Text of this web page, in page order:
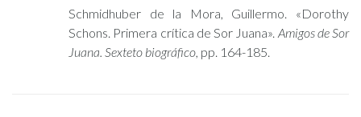
Schmidhuber de la Mora, Guillermo. «Dorothy
Schons. Primera crítica de Sor Juana». Amigos de Sor
Juana. Sexteto biográfico, pp. 164-185.